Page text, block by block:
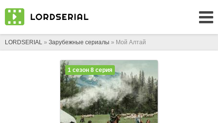
LORDSERIAL » Зарубежные сериалы » Мой Алтай
1 сезон 8 серия